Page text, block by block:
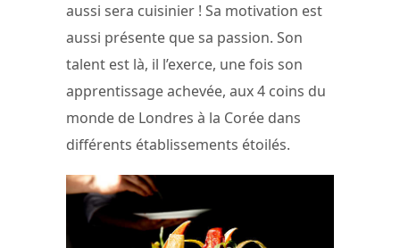
aussi sera cuisinier ! Sa motivation est
aussi présente que sa passion. Son
talent est là, il l’exerce, une fois son
apprentissage achevée, aux 4 coins du
monde de Londres à la Corée dans
différents établissements étoilés.